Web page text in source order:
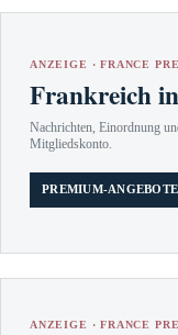
ANZEIGE · FRANCE
Frankreich
Nachrichten, Einordnung
Mitgliedskonto.
PREMIUM-
ANZEIGE · FRANCE